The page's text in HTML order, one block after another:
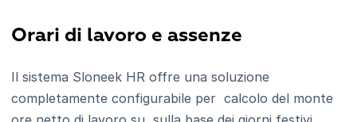
Orari di lavoro e assenze
Il sistema Sloneek HR offre una soluzione
completamente configurabile per calcolo del monte